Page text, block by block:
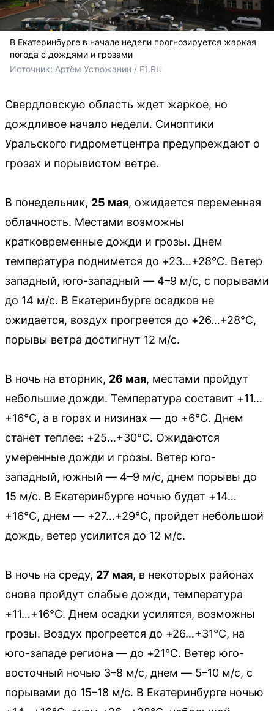
В Екатеринбурге в начале недели прогнозируется жаркая
погода с дождями и грозами
Источник: Артём Устюжанин / E1.RU
Свердловскую область ждет жаркое, но
дождливое начало недели. Синоптики
Уральского гидрометцентра предупреждают о
грозах и порывистом ветре.
В понедельник, 25 мая, ожидается переменная
облачность. Местами возможны
кратковременные дожди и грозы. Днем
температура поднимется до +23…+28°C. Ветер
западный, юго-западный — 4–9 м/с, с порывами
до 14 м/с. В Екатеринбурге осадков не
ожидается, воздух прогреется до +26…+28°C,
порывы ветра достигнут 12 м/с.
В ночь на вторник, 26 мая, местами пройдут
небольшие дожди. Температура составит +11…
+16°C, а в горах и низинах — до +6°C. Днем
станет теплее: +25…+30°C. Ожидаются
умеренные дожди и грозы. Ветер юго-
западный, южный — 4–9 м/с, днем порывы до
15 м/с. В Екатеринбурге ночью будет +14…
+16°C, днем — +27…+29°C, пройдет небольшой
дождь, ветер усилится до 12 м/с.
В ночь на среду, 27 мая, в некоторых районах
снова пройдут слабые дожди, температура
+11…+16°C. Днем осадки усилятся, возможны
грозы. Воздух прогреется до +26…+31°C, на
юго-западе региона — до +21°C. Ветер юго-
восточный ночью 3–8 м/с, днем — 5–10 м/с, с
порывами до 15–18 м/с. В Екатеринбурге ночью